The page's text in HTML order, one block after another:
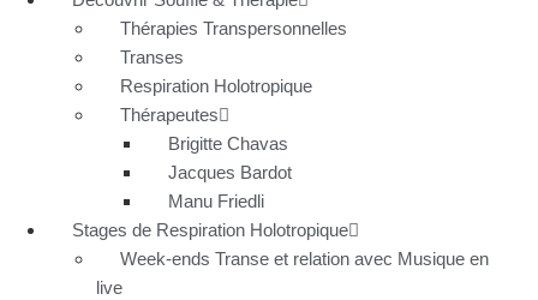
Thérapies Transpersonnelles
Transes
Respiration Holotropique
Thérapeutes
Brigitte Chavas
Jacques Bardot
Manu Friedli
Stages de Respiration Holotropique
Week-ends Transe et relation avec Musique en
live